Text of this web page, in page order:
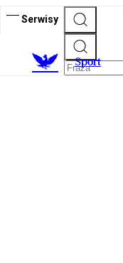
Serwisy
Sport